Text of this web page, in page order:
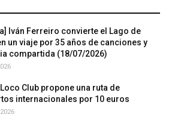
Iván Ferreiro convierte el Lago de
un viaje por 35 años de canciones y
compartida (18/07/2026)
Club propone una ruta de
internacionales por 10 euros